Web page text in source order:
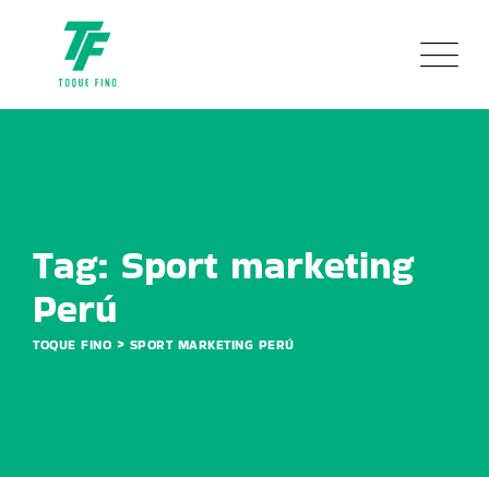
Tag: Sport marketing
Perú
TOQUE FINO > SPORT MARKETING PERÚ